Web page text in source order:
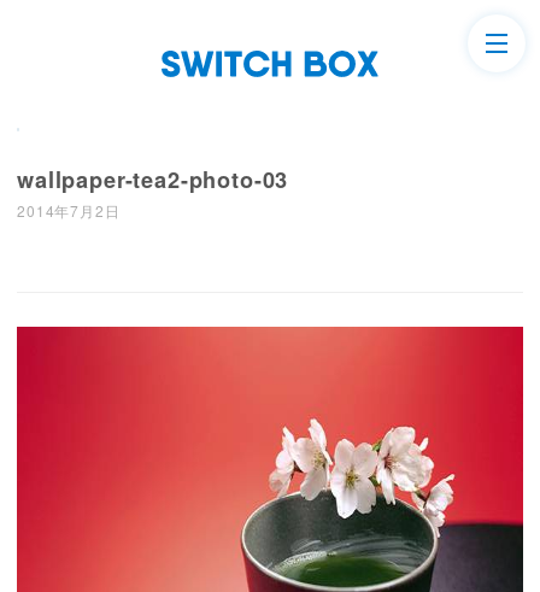
wallpaper-tea2-photo-03
2014年7月2日